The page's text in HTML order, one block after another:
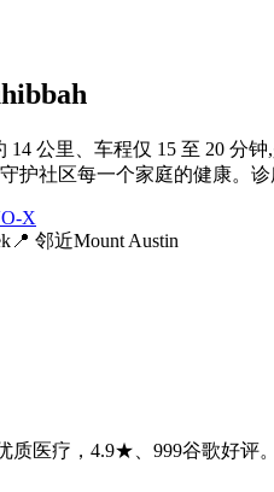
公里、车程仅 15 至 20 分
护社区每一个家庭的健康。
X
📍 邻近Mount Austin
质医疗，4.9★、999谷歌好评。